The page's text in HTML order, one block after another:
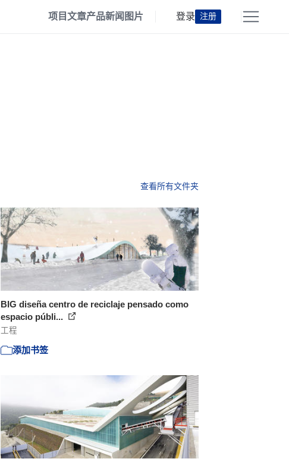
项目文章产品新闻 图片 登录 注册
查看所有文件夹
BIG diseña centro de reciclaje pensado como
espacio públi...
工程
添加书签